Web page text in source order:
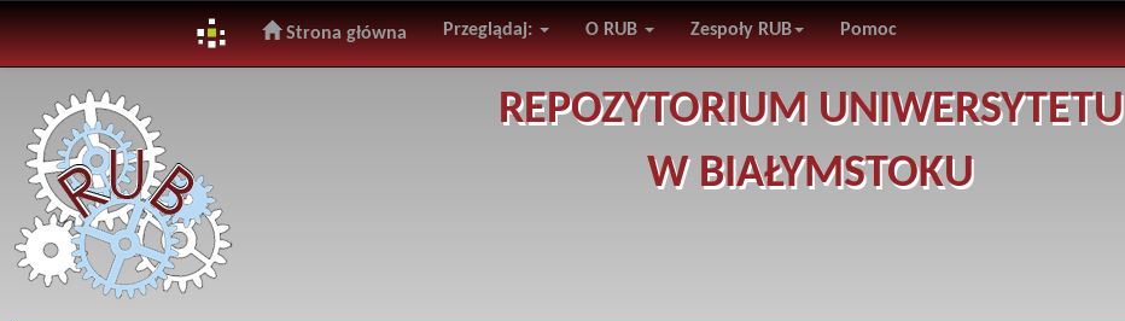
navigation
Strona główna Przeglądaj: O RUB Zespoły RUB Pomoc
REPOZYTORIUM UNIWERSYTETU
W BIAŁYMSTOKU